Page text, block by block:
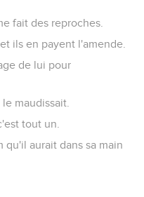
fait des reproches.
ils en payent l'amende.
de lui pour
maudissait.
tout un.
aurait dans sa main